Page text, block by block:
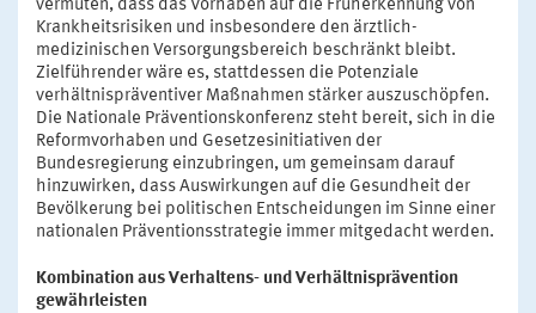
vermuten, dass das Vorhaben auf die Früherkennung von
Krankheitsrisiken und insbesondere den ärztlich-
medizinischen Versorgungsbereich beschränkt bleibt.
Zielführender wäre es, stattdessen die Potenziale
verhältnispräventiver Maßnahmen stärker auszuschöpfen.
Die Nationale Präventionskonferenz steht bereit, sich in die
Reformvorhaben und Gesetzesinitiativen der
Bundesregierung einzubringen, um gemeinsam darauf
hinzuwirken, dass Auswirkungen auf die Gesundheit der
Bevölkerung bei politischen Entscheidungen im Sinne einer
nationalen Präventionsstrategie immer mitgedacht werden.
Kombination aus Verhaltens- und Verhältnisprävention
gewährleisten